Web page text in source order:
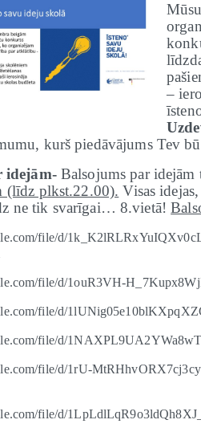
–
kurš piedāvājums Tev
idejām- Balsojums par
(līdz plkst.22.00). Visas
ne tik svarīgai… 8.vietā!
file/d/
file/d/1ouR3VH-
file/d/
file/d/
file/d/1rU-
file/d/